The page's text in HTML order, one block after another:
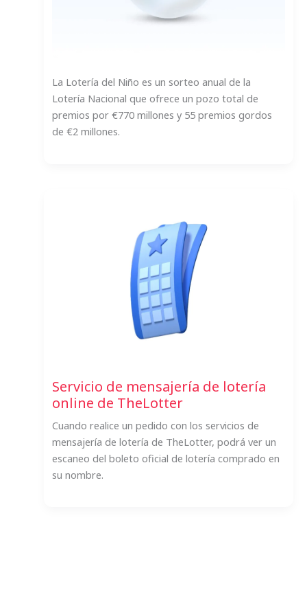
La Lotería del Niño es un sorteo anual de la
Lotería Nacional que ofrece un pozo total de
premios por €770 millones y 55 premios gordos
de €2 millones.
Servicio de mensajería de lotería
online de TheLotter
Cuando realice un pedido con los servicios de
mensajería de lotería de TheLotter, podrá ver un
escaneo del boleto oficial de lotería comprado en
su nombre.